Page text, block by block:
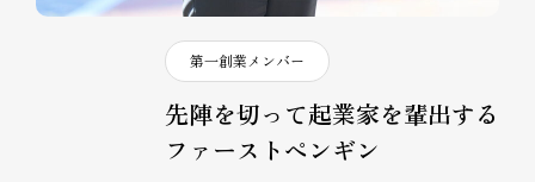
第一創業メンバー
先陣を切って起業家を輩出する
ファーストペンギン